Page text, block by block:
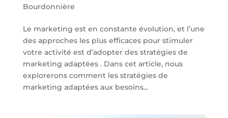
Bourdonnière
Le marketing est en constante évolution, et l’une
des approches les plus efficaces pour stimuler
votre activité est d’adopter des stratégies de
marketing adaptées . Dans cet article, nous
explorerons comment les stratégies de
marketing adaptées aux besoins...